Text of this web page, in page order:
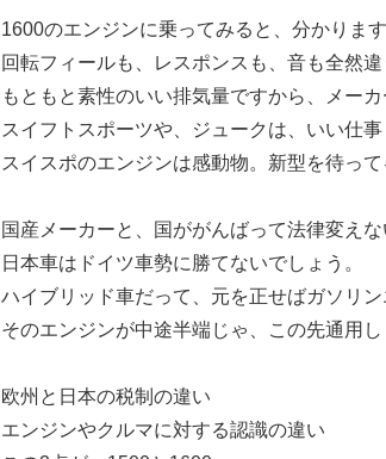
1600のエンジンに乗ってみると、分かります
回転フィールも、レスポンスも、音も全然違
もともと素性のいい排気量ですから、メーカ
スイフトスポーツや、ジュークは、いい仕事
スイスポのエンジンは感動物。新型を待って
国産メーカーと、国ががんばって法律変え
日本車はドイツ車勢に勝てないでしょう。
ハイブリッド車だって、元を正せばガソリン
そのエンジンが中途半端じゃ、この先通用し
欧州と日本の税制の違い
エンジンやクルマに対する認識の違い